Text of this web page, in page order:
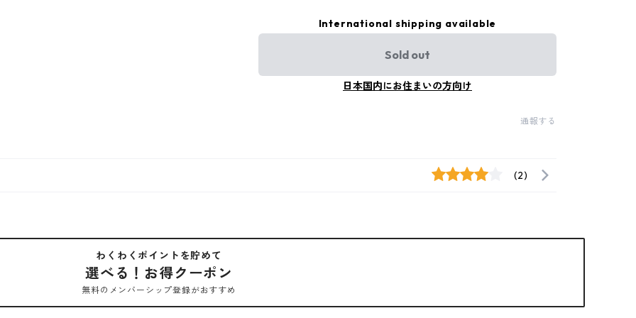
International shipping available
Sold out
日本国内にお住まいの方向け
通報する
(2)
わくわくポイントを貯めて
選べる！お得クーポン
無料のメンバーシップ登録がおすすめ